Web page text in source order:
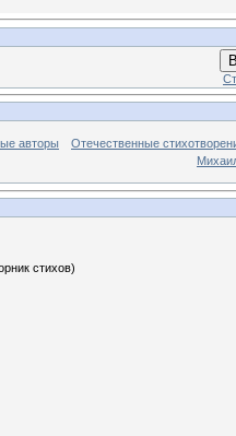
авторы
Отечественные
стихов)